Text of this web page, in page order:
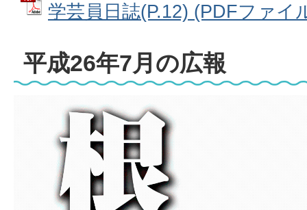
学芸員日誌(P.12) (PDFファイ
平成26年7月の広報